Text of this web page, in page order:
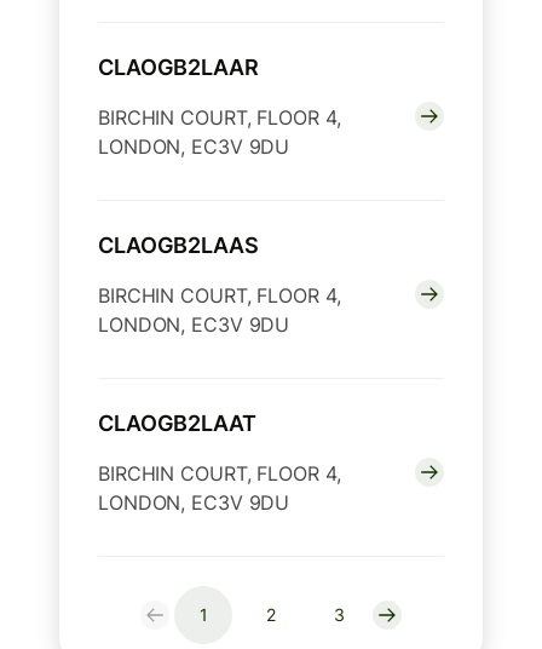
CLAOGB2LAAR
BIRCHIN COURT, FLOOR 4,
LONDON, EC3V 9DU
CLAOGB2LAAS
BIRCHIN COURT, FLOOR 4,
LONDON, EC3V 9DU
CLAOGB2LAAT
BIRCHIN COURT, FLOOR 4,
LONDON, EC3V 9DU
1 2 3